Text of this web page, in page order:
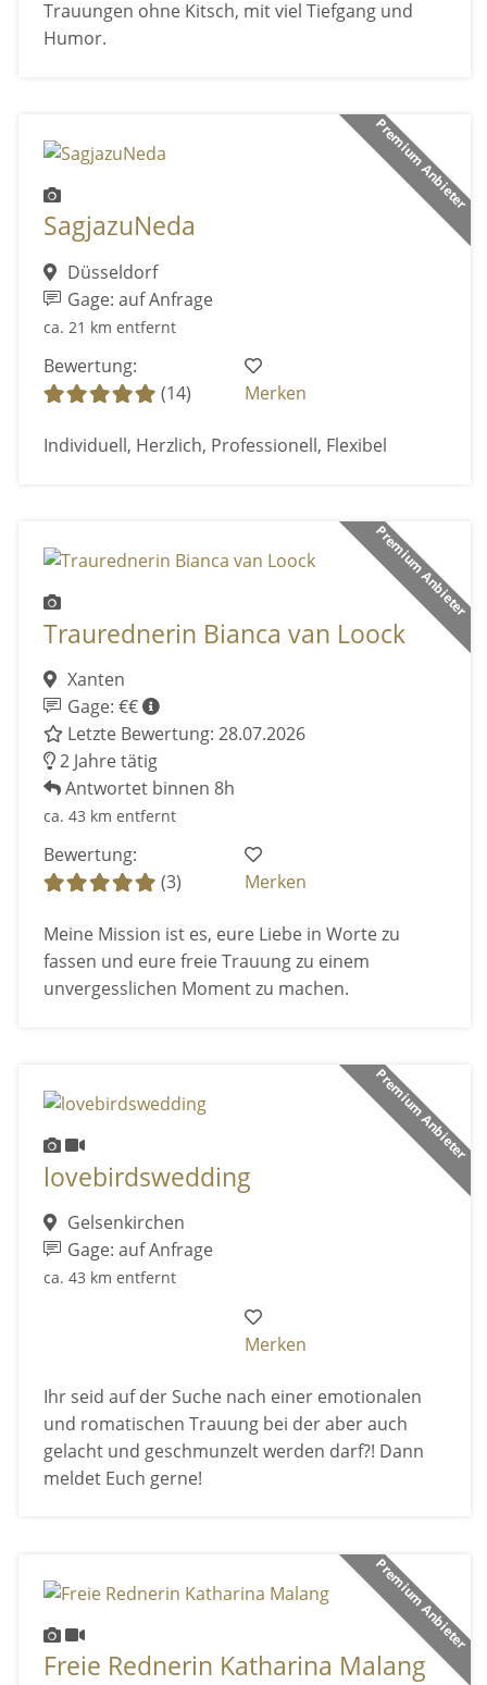
Trauungen ohne Kitsch, mit viel Tiefgang und
Humor.
Premium Anbieter
SagjazuNeda
Düsseldorf
Gage: auf Anfrage
ca. 21 km entfernt
Bewertung:
(14)
Merken
Individuell, Herzlich, Professionell, Flexibel
Premium Anbieter
Traurednerin Bianca van Loock
Xanten
Gage: €€
Letzte Bewertung: 28.07.2026
2 Jahre tätig
Antwortet binnen 8h
ca. 43 km entfernt
Bewertung:
(3)
Merken
Meine Mission ist es, eure Liebe in Worte zu
fassen und eure freie Trauung zu einem
unvergesslichen Moment zu machen.
Premium Anbieter
lovebirdswedding
Gelsenkirchen
Gage: auf Anfrage
ca. 43 km entfernt
Merken
Ihr seid auf der Suche nach einer emotionalen
und romatischen Trauung bei der aber auch
gelacht und geschmunzelt werden darf?! Dann
meldet Euch gerne!
Premium Anbieter
Freie Rednerin Katharina Malang